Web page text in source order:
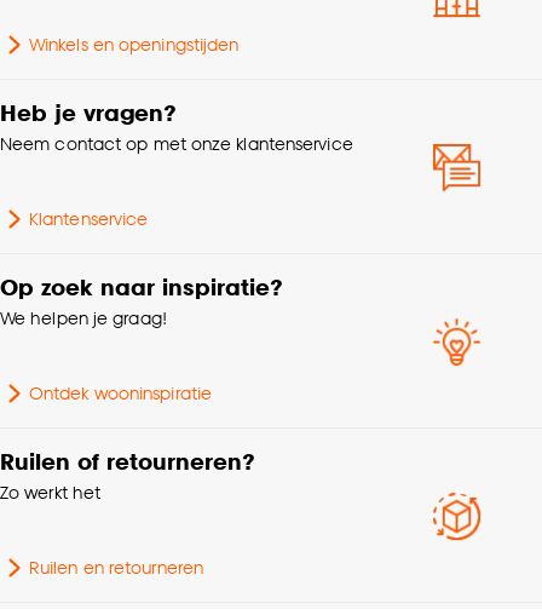
kan aanpassen, bekijk hiervoor onze
cookieverklaring.
Aantal lichtbronnen
Geschikt voor ruimte
Interieurstijl
Inclusief lichtbron
Winkels en openingstijden
Heb je vragen?
Neem contact op met onze klantenservice
Klantenservice
Op zoek naar inspiratie?
We helpen je graag!
Ontdek wooninspiratie
Ruilen of retourneren?
Zo werkt het
Ruilen en retourneren